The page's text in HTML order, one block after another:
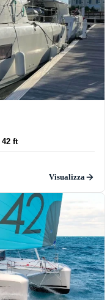
42 ft
Visualizza